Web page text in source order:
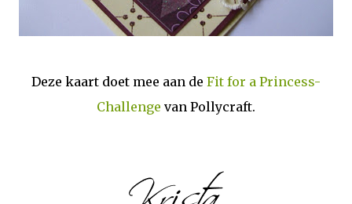
Deze kaart doet mee aan de Fit for a Princess-
Challenge van Pollycraft.